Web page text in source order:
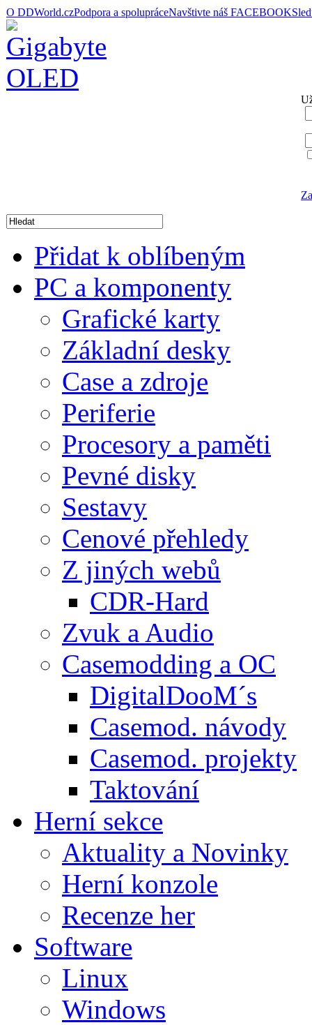
O DDWorld.czPodpora a spolupráceNavštivte náš FACEBOOK
Přidat k oblíbeným
PC a komponenty
Grafické karty
Základní desky
Case a zdroje
Periferie
Procesory a paměti
Pevné disky
Sestavy
Cenové přehledy
Z jiných webů
CDR-Hard
Zvuk a Audio
Casemodding a OC
DigitalDooM´s
Casemod. návody
Casemod. projekty
Taktování
Herní sekce
Aktuality a Novinky
Herní konzole
Recenze her
Software
Linux
Windows